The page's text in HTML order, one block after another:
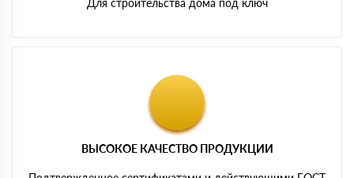
Для строительства дома под ключ
ВЫСОКОЕ КАЧЕСТВО ПРОДУКЦИИ